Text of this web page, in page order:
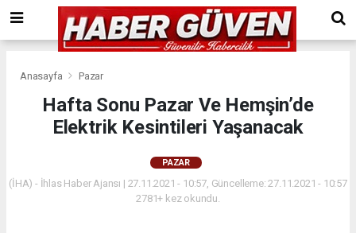
Anasayfa Pazar
Hafta Sonu Pazar Ve Hemşin’de
Elektrik Kesintileri Yaşanacak
PAZAR
(İHA) - İhlas Haber Ajansı | 27.11.2021 - 10:57, Güncelleme: 27.11.2021 - 10:57
2781+ kez okundu.